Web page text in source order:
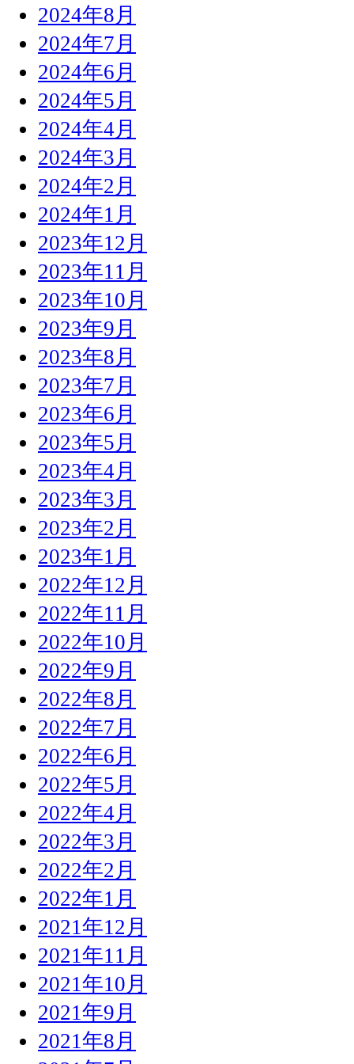
2024年8月
2024年7月
2024年6月
2024年5月
2024年4月
2024年3月
2024年2月
2024年1月
2023年12月
2023年11月
2023年10月
2023年9月
2023年8月
2023年7月
2023年6月
2023年5月
2023年4月
2023年3月
2023年2月
2023年1月
2022年12月
2022年11月
2022年10月
2022年9月
2022年8月
2022年7月
2022年6月
2022年5月
2022年4月
2022年3月
2022年2月
2022年1月
2021年12月
2021年11月
2021年10月
2021年9月
2021年8月